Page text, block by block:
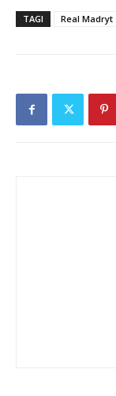
TAGI Real Madryt